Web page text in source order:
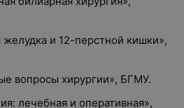
и 12-перстной кишки»,
вопросы хирургии», БГМУ.
лечебная и оперативная»,